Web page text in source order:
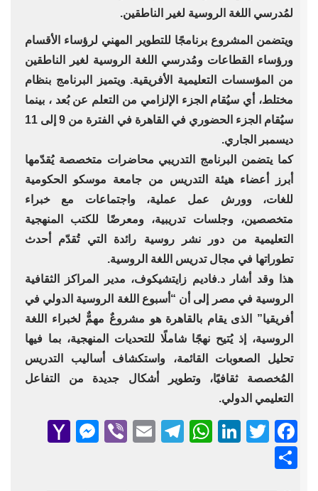
لمُدرسي اللغة الروسية لغير الناطقين.
ويتضمن المشروع برنامجًا للتطوير المهني لرؤساء الأقسام
ورؤساء القطاعات ومُدرسي اللغة الروسية لغير الناطقين
من المؤسسات التعليمية الأفريقية. ويتميز البرنامج بنظام
مختلط، أي سيُقام الجزء الإلزامي من التعلم عن بُعد ، بينما
سيُقام الجزء الحضوري في القاهرة في الفترة من 9 إلى 11
ديسمبر الجاري.
كما يتضمن البرنامج التدريبي محاضرات متخصصة يُقدّمها
أبرز أعضاء هيئة التدريس من جامعة موسكو الحكومية
للغات، وورش عمل عملية، واجتماعات مع خبراء
متخصصين، وجلسات تدريبية، ومعرضًا للكتب المنهجية
التعليمية من دور نشر روسية رائدة التي تُقدّم أحدث
تطوراتها في مجال تدريس اللغة الروسية.
هذا وقد أشار د.فاديم زايتشيكوف، مدير المراكز الثقافية
الروسية في مصر إلى أن “أسبوع اللغة الروسية الدولي في
أفريقيا” الذى يقام بالقاهرة هو مشروعٌ مهمٌّ لخبراء اللغة
الروسية، إذ يُتيح نهجًا شاملًا للتحديات المنهجية، بما فيها
تحليل الصعوبات القائمة، واستكشاف أساليب التدريس
المُخصصة ثقافيًا، وتطوير أشكال جديدة من التفاعل
التعليمي الدولي.
Facebook
Twitter
LinkedIn
WhatsApp
Telegram
Email
Viber